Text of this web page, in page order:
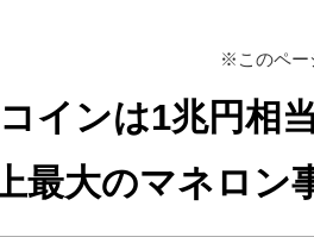
※このペー
インは1兆円相
最大のマネロン